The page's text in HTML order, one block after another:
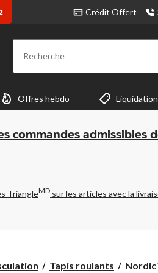
Crédit Offert
Recherche
Offres hebdo Liquidation
commandes admissibles
TriangleMD sur les articles avec la
Tapis roulants